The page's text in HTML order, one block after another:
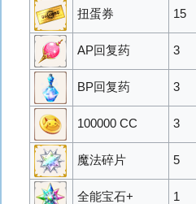
扭蛋券 15
AP回复药 3
BP回复药 3
100000 CC 3
魔法碎片 5
全能宝石+ 1